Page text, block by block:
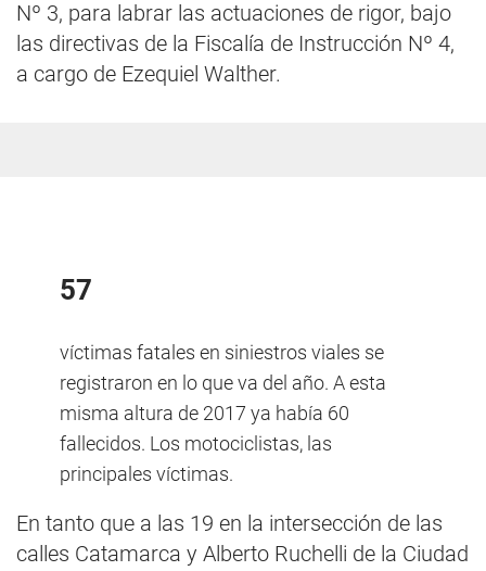
Nº 3, para labrar las actuaciones de rigor, bajo
las directivas de la Fiscalía de Instrucción Nº 4,
a cargo de Ezequiel Walther.
57
víctimas fatales en siniestros viales se
registraron en lo que va del año. A esta
misma altura de 2017 ya había 60
fallecidos. Los motociclistas, las
principales víctimas.
En tanto que a las 19 en la intersección de las
calles Catamarca y Alberto Ruchelli de la Ciudad